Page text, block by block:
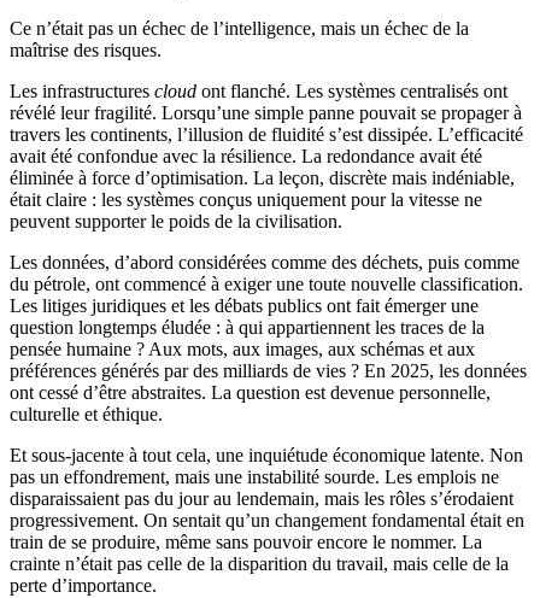
Ce n’était pas un échec de l’intelligence, mais un échec de la
maîtrise des risques.
Les infrastructures cloud ont flanché. Les systèmes centralisés ont
révélé leur fragilité. Lorsqu’une simple panne pouvait se propager à
travers les continents, l’illusion de fluidité s’est dissipée. L’efficacité
avait été confondue avec la résilience. La redondance avait été
éliminée à force d’optimisation. La leçon, discrète mais indéniable,
était claire : les systèmes conçus uniquement pour la vitesse ne
peuvent supporter le poids de la civilisation.
Les données, d’abord considérées comme des déchets, puis comme
du pétrole, ont commencé à exiger une toute nouvelle classification.
Les litiges juridiques et les débats publics ont fait émerger une
question longtemps éludée : à qui appartiennent les traces de la
pensée humaine ? Aux mots, aux images, aux schémas et aux
préférences générés par des milliards de vies ? En 2025, les données
ont cessé d’être abstraites. La question est devenue personnelle,
culturelle et éthique.
Et sous-jacente à tout cela, une inquiétude économique latente. Non
pas un effondrement, mais une instabilité sourde. Les emplois ne
disparaissaient pas du jour au lendemain, mais les rôles s’érodaient
progressivement. On sentait qu’un changement fondamental était en
train de se produire, même sans pouvoir encore le nommer. La
crainte n’était pas celle de la disparition du travail, mais celle de la
perte d’importance.